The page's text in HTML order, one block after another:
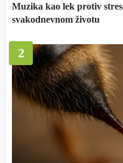
Muzika kao lek protiv
svakodnevnom životu
2